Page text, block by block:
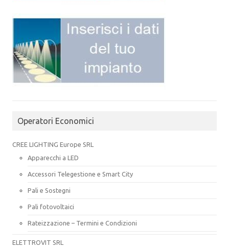
Operatori Economici
CREE LIGHTING Europe SRL
Apparecchi a LED
Accessori Telegestione e Smart City
Pali e Sostegni
Pali fotovoltaici
Rateizzazione – Termini e Condizioni
ELETTROVIT SRL